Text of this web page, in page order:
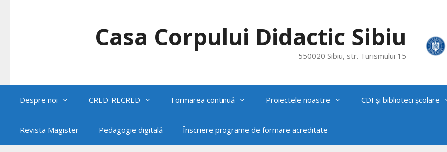
Casa Corpului Didactic Sibiu
550020 Sibiu, str. Turismului 15
Despre noi CRED-RECRED Formarea continuă Proiectele noastre CDI și biblioteci școlare
Revista Magister Pedagogie digitală Înscriere programe de formare acreditate